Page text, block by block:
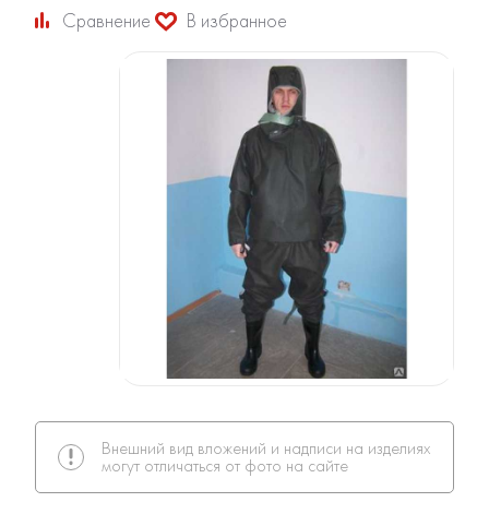
Сравнение В избранное
Внешний вид вложений и надписи на изделиях
могут отличаться от фото на сайте